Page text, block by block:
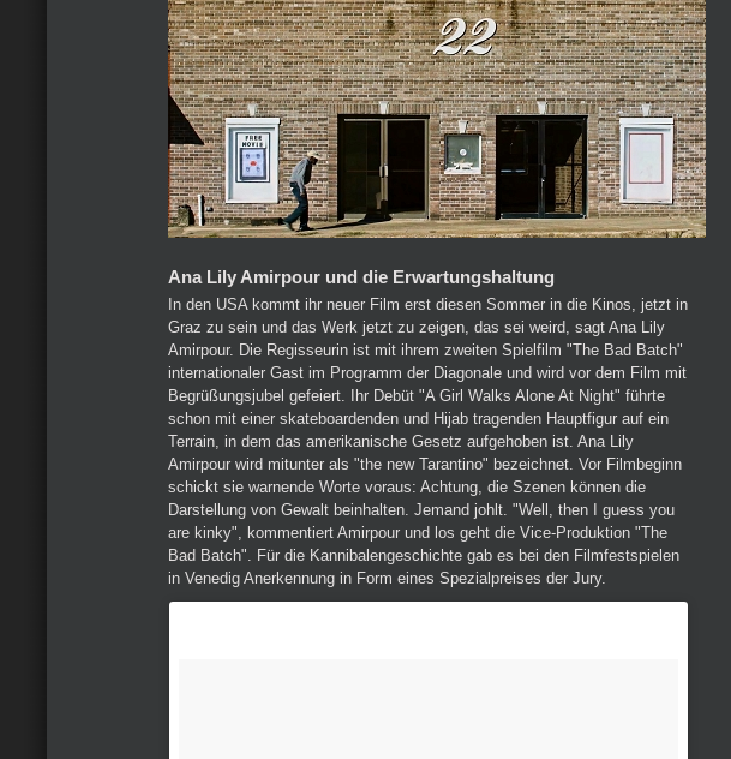
Ana Lily Amirpour und die Erwartungshaltung
In den USA kommt ihr neuer Film erst diesen Sommer in die Kinos, jetzt in
Graz zu sein und das Werk jetzt zu zeigen, das sei weird, sagt Ana Lily
Amirpour. Die Regisseurin ist mit ihrem zweiten Spielfilm "The Bad Batch"
internationaler Gast im Programm der Diagonale und wird vor dem Film mit
Begrüßungsjubel gefeiert. Ihr Debüt "A Girl Walks Alone At Night" führte
schon mit einer skateboardenden und Hijab tragenden Hauptfigur auf ein
Terrain, in dem das amerikanische Gesetz aufgehoben ist. Ana Lily
Amirpour wird mitunter als "the new Tarantino" bezeichnet. Vor Filmbeginn
schickt sie warnende Worte voraus: Achtung, die Szenen können die
Darstellung von Gewalt beinhalten. Jemand johlt. "Well, then I guess you
are kinky", kommentiert Amirpour und los geht die Vice-Produktion "The
Bad Batch". Für die Kannibalengeschichte gab es bei den Filmfestspielen
in Venedig Anerkennung in Form eines Spezialpreises der Jury.